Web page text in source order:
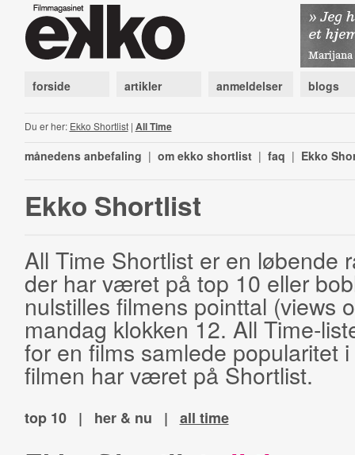
forside artikler anmeldelser blogs
Du er her: Ekko Shortlist| All Time
månedens anbefaling | om ekko shortlist | faq | Ekko
Ekko Shortlist
All Time Shortlist er en løbende
der har været på top 10 eller
nulstilles filmens pointtal (views
mandag klokken 12. All Time-
for en films samlede popularitet
filmen har været på Shortlist.
top 10 | her & nu | all time